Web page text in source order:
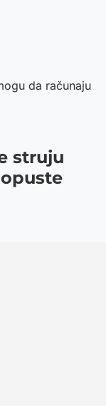
da računaju
struju